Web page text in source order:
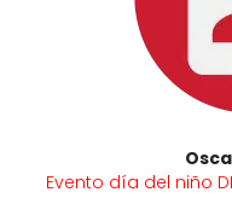
Evento día del niño